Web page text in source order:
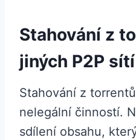
Stahování z
jiných P2P sítí
Stahování z
nelegální činností.
sdílení obsahu,